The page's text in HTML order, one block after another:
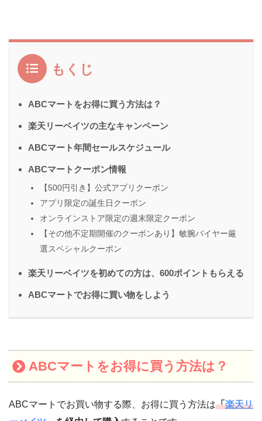
もくじ
ABCマートをお得に買う方法は？
楽天リーベイツの主なキャンペーン
ABCマート年間セールスケジュール
ABCマートクーポン情報
【500円引き】公式アプリクーポン
アプリ限定の誕生日クーポン
オンラインストア限定の週末限定クーポン
【その他不定期開催のクーポンあり】敏腕バイヤー厳
選スペシャルクーポン
楽天リーベイツを初めての方は、600ポイントもらえる
ABCマートでお得に買い物をしよう
ABCマートをお得に買う方法は？
ABCマートでお買い物する際、お得に買う方法は「楽天リ